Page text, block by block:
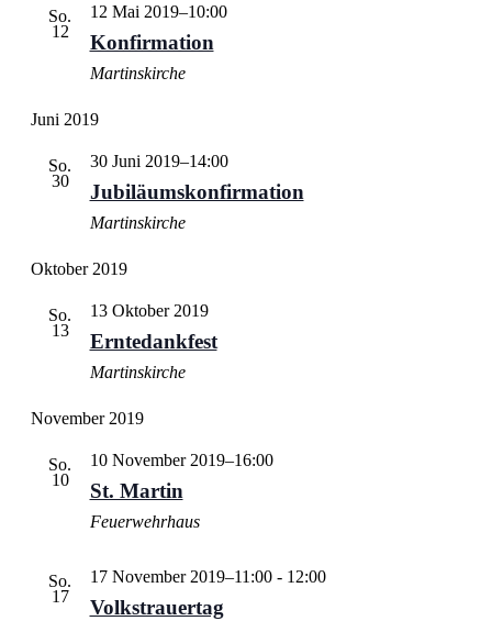
So.
12
12 Mai 2019–10:00
Konfirmation
Martinskirche
Juni 2019
So.
30
30 Juni 2019–14:00
Jubiläumskonfirmation
Martinskirche
Oktober 2019
So.
13
13 Oktober 2019
Erntedankfest
Martinskirche
November 2019
So.
10
10 November 2019–16:00
St. Martin
Feuerwehrhaus
So.
17
17 November 2019–11:00- 12:00
Volkstrauertag